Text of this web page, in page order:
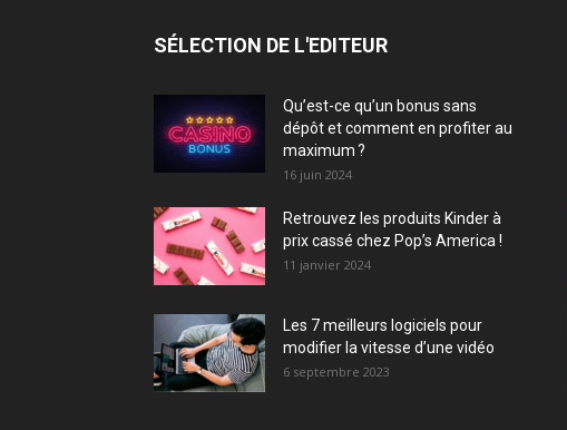
SÉLECTION DE L'EDITEUR
Qu’est-ce qu’un bonus sans
dépôt et comment en profiter au
maximum ?
16 juin 2024
Retrouvez les produits Kinder à
prix cassé chez Pop’s America !
11 janvier 2024
Les 7 meilleurs logiciels pour
modifier la vitesse d’une vidéo
6 septembre 2023